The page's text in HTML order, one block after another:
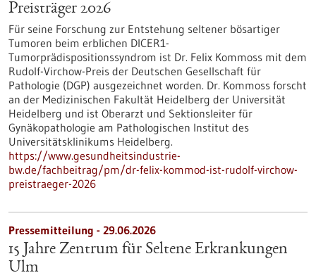
Preisträger 2026
Für seine Forschung zur Entstehung seltener bösartiger
Tumoren beim erblichen DICER1-
Tumorprädispositionssyndrom ist Dr. Felix Kommoss mit dem
Rudolf-Virchow-Preis der Deutschen Gesellschaft für
Pathologie (DGP) ausgezeichnet worden. Dr. Kommoss forscht
an der Medizinischen Fakultät Heidelberg der Universität
Heidelberg und ist Oberarzt und Sektionsleiter für
Gynäkopathologie am Pathologischen Institut des
Universitätsklinikums Heidelberg.
https://www.gesundheitsindustrie-
bw.de/fachbeitrag/pm/dr-felix-kommod-ist-rudolf-virchow-
preistraeger-2026
Pressemitteilung - 29.06.2026
15 Jahre Zentrum für Seltene Erkrankungen
Ulm